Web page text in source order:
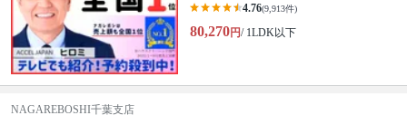
4.76(9,913件)
80,270円/ 1LDK以下
NAGAREBOSHI千葉支店